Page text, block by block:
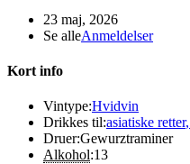
23 maj, 2026
Se alleAnmeldelser
Kort info
Vintype:Hvidvin
Drikkes til:asiatiske retter,
Druer:Gewurztraminer
Alkohol:13